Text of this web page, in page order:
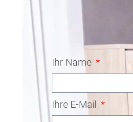
Ihr Name
Ihre E-Mail